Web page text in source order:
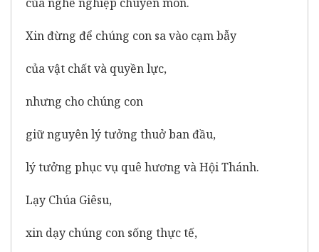
Xin đừng để chúng con sa vào cạm bẫy
của vật chất và quyền lực,
nhưng cho chúng con
giữ nguyên lý tưởng thuở ban đầu,
lý tưởng phục vụ quê hương và Hội Thánh.
Lạy Chúa Giêsu,
xin dạy chúng con sống thực tế,